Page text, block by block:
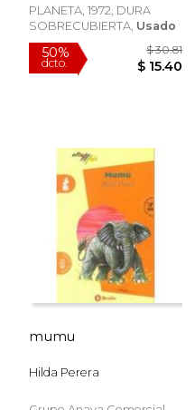
dcto. $ 20.90
PLANETA, 1972, DURA
SOBRECUBIERTA, Usado
mumu
Hilda Perera